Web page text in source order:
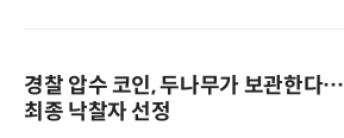
경찰 압수 코인, 두나무가 보관한다…
최종 낙찰자 선정